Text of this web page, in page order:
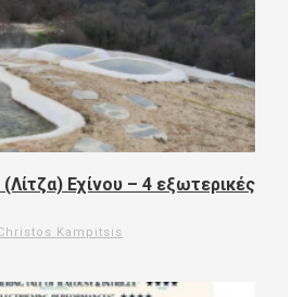
Εχίνου – 4 εξωτερικές
Kampitsis